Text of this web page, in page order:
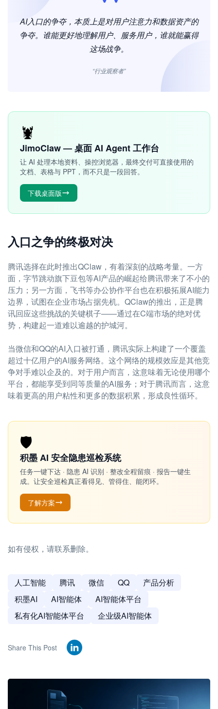
AI入口的争夺，本质上是对用户注意力和数据资产的
争夺。谁能更好地理解用户、服务用户，谁就能赢得
这场战争。
“行业观察者”
🦞
JimoClaw — 桌面 AI Agent 工作台
让 AI 处理本地资料、操控浏览器，最终交付可直接使用的
文档、表格与 PPT，而不只是一段回答。
下载桌面版
入口之争的终极对决
腾讯选择在此时推出QClaw，有着深刻的战略考量。一方
面，字节跳动旗下豆包等AI产品的崛起给腾讯带来了不小的
压力；另一方面，飞书等办公协作平台也在积极拓展AI能力
边界，试图在企业市场占据先机。QClaw的推出，正是腾
讯回应这些挑战的关键棋子——通过在C端市场的绝对优
势，构建起一道难以逾越的护城河。
当微信和QQ的AI入口被打通，腾讯实际上构建了一个覆盖
超过十亿用户的AI服务网络。这个网络的规模效应是其他竞
争对手难以企及的。对于用户而言，这意味着无论使用哪个
平台，都能享受到同等质量的AI服务；对于腾讯而言，这意
味着更高的用户粘性和更多的数据积累，形成良性循环。
🛡️
积墨 AI 安全隐患巡检系统
任务一键下达 · 隐患 AI 识别 · 整改全程留痕 · 报告一键生
成。让安全巡检真正看得见、管得住、能闭环。
了解方案
如有侵权，请联系删除。
人工智能 腾讯 微信 QQ
产品分析
积墨AI
AI智能体
AI智能体平台
私有化AI智能体平台
企业级AI智能体
Share This Post